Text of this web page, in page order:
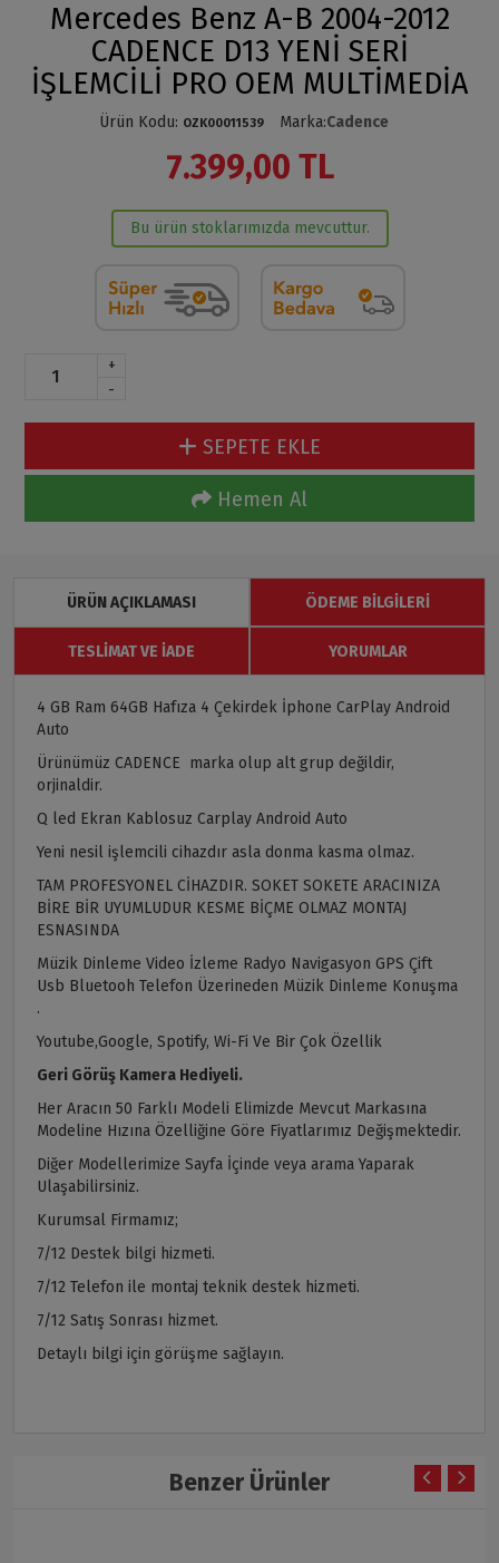
Mercedes Benz A-B 2004-2012
CADENCE D13 YENİ SERİ
İŞLEMCİLİ PRO OEM MULTİMEDİA
Ürün Kodu: OZK00011539 Marka:Cadence
7.399,00 TL
Bu ürün stoklarımızda mevcuttur.
+
-
SEPETE EKLE
Hemen Al
ÜRÜN AÇIKLAMASI ÖDEME BILGILERI
TESLIMAT VE İADE YORUMLAR
4 GB Ram 64GB Hafıza 4 Çekirdek İphone CarPlay Android
Auto
Ürünümüz CADENCE marka olup alt grup değildir,
orjinaldir.
Q led Ekran Kablosuz Carplay Android Auto
Yeni nesil işlemcili cihazdır asla donma kasma olmaz.
TAM PROFESYONEL CİHAZDIR. SOKET SOKETE ARACINIZA
BİRE BİR UYUMLUDUR KESME BİÇME OLMAZ MONTAJ
ESNASINDA
Müzik Dinleme Video İzleme Radyo Navigasyon GPS Çift
Usb Bluetooh Telefon Üzerineden Müzik Dinleme Konuşma
.
Youtube,Google, Spotify, Wi-Fi Ve Bir Çok Özellik
Geri Görüş Kamera Hediyeli.
Her Aracın 50 Farklı Modeli Elimizde Mevcut Markasına
Modeline Hızına Özelliğine Göre Fiyatlarımız Değişmektedir.
Diğer Modellerimize Sayfa İçinde veya arama Yaparak
Ulaşabilirsiniz.
Kurumsal Firmamız;
7/12 Destek bilgi hizmeti.
7/12 Telefon ile montaj teknik destek hizmeti.
7/12 Satış Sonrası hizmet.
Detaylı bilgi için görüşme sağlayın.
Benzer Ürünler